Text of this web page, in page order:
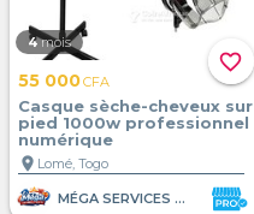
favorite_border
4 mois
55 000CFA
Casque sèche-cheveux sur
pied 1000w professionnel
numérique
location_on Lomé, Togo
MÉGA SERVICES ET VENTE